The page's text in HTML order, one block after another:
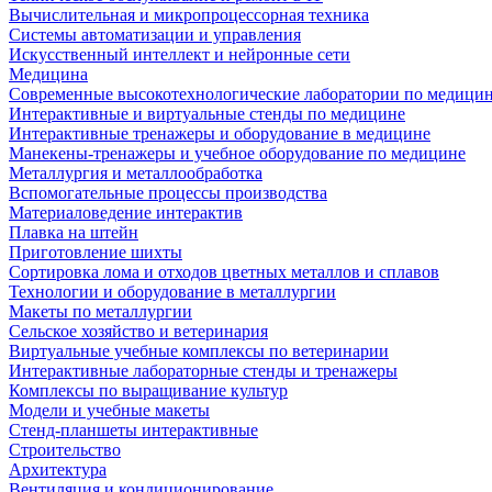
Вычислительная и микропроцессорная техника
Системы автоматизации и управления
Искусственный интеллект и нейронные сети
Медицина
Современные высокотехнологические лаборатории по
Интерактивные и виртуальные стенды по медицине
Интерактивные тренажеры и оборудование в медицине
Манекены-тренажеры и учебное оборудование по медицине
Металлургия и металлообработка
Вспомогательные процессы производства
Материаловедение интерактив
Плавка на штейн
Приготовление шихты
Сортировка лома и отходов цветных металлов и сплавов
Технологии и оборудование в металлургии
Макеты по металлургии
Сельское хозяйство и ветеринария
Виртуальные учебные комплексы по ветеринарии
Интерактивные лабораторные стенды и тренажеры
Комплексы по выращивание культур
Модели и учебные макеты
Стенд-планшеты интерактивные
Строительство
Архитектура